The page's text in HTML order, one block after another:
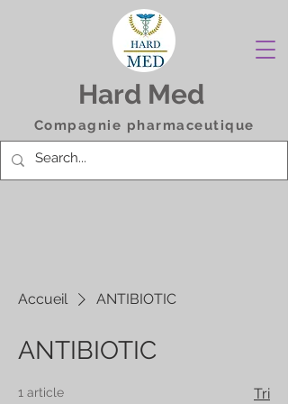
Hard Med
Compagnie pharmaceutique
Accueil ANTIBIOTIC
ANTIBIOTIC
1 article Tri